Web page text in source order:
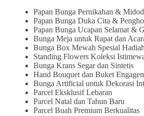
Papan Bunga Pernikahan &
Papan Bunga Duka Cita &
Papan Bunga Ucapan Selamat &
Bunga Meja untuk Rapat dan
Bunga Box Mewah Spesial
Standing Flowers Koleksi
Bunga Krans Segar dan Sintetis
Hand Bouquet dan Buket
Bunga Artificial untuk Dekorasi
Parcel Eksklusif Lebaran
Parcel Natal dan Tahun Baru
Parcel Buah Premium Berkualitas